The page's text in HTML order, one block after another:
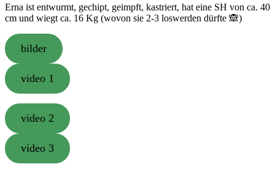
Erna ist entwurmt, gechipt, geimpft, kastriert, hat eine SH von ca. 40
cm und wiegt ca. 16 Kg (wovon sie 2-3 loswerden dürfte 🙈)
bilder
video 1
video 2
video 3